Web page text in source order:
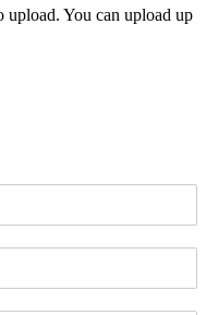
upload. You can upload up